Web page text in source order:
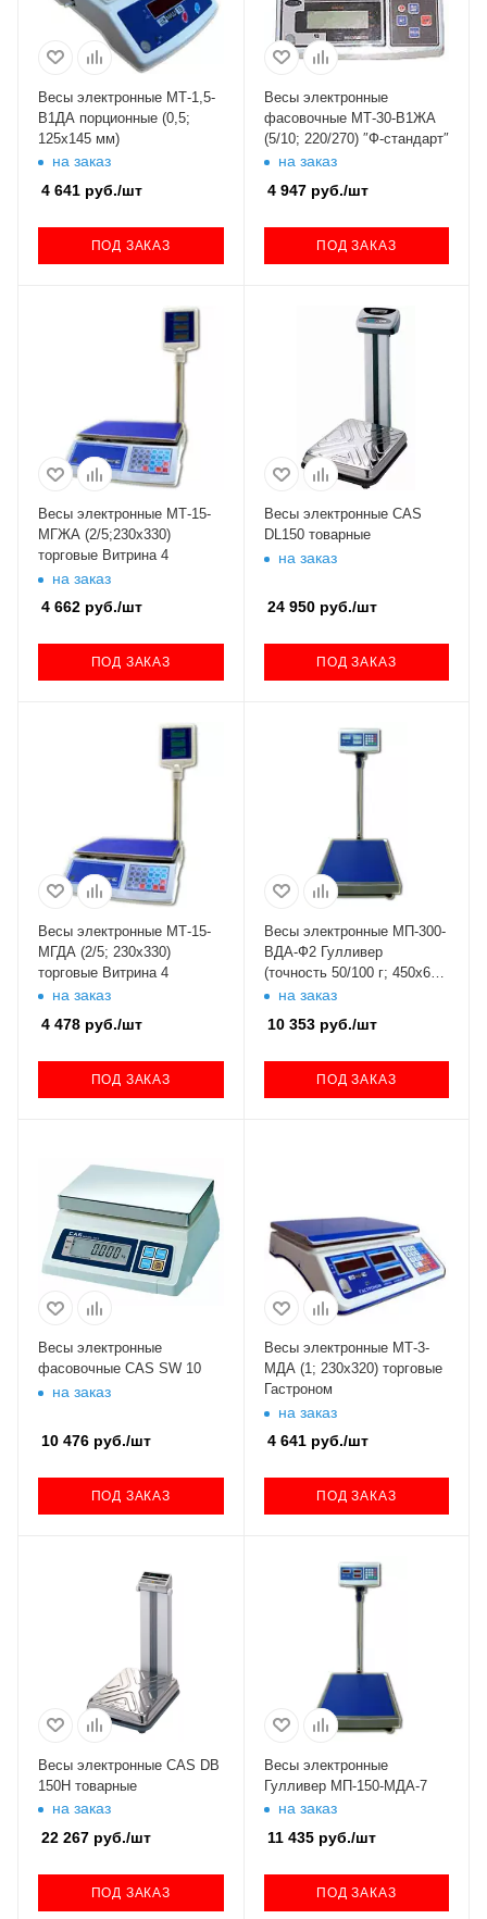
Весы электронные МТ-1,5-
В1ДА порционные (0,5;
125х145 мм)
на заказ
4 641 руб./шт
ПОД ЗАКАЗ
Весы электронные
фасовочные МТ-30-В1ЖА
(5/10; 220/270) ″Ф-стандарт″
на заказ
4 947руб./шт
ПОД ЗАКАЗ
Весы электронные МТ-15-
МГЖА (2/5;230х330)
торговые Витрина 4
на заказ
4 662 руб./шт
ПОД ЗАКАЗ
Весы электронные CAS
DL150 товарные
на заказ
24 950руб./шт
ПОД ЗАКАЗ
Весы электронные МТ-15-
МГДА (2/5; 230х330)
торговые Витрина 4
на заказ
4 478 руб./шт
ПОД ЗАКАЗ
Весы электронные МП-300-
ВДА-Ф2 Гулливер
(точность 50/100 г; 450х600
мм)на заказ
10 353руб./шт
ПОД ЗАКАЗ
Весы электронные
фасовочные CAS SW 10
на заказ
10 476 руб./шт
ПОД ЗАКАЗ
Весы электронные МТ-3-
МДА (1; 230х320) торговые
Гастроном
на заказ
4 641руб./шт
ПОД ЗАКАЗ
Весы электронные CAS DB
150Н товарные
на заказ
22 267 руб./шт
ПОД ЗАКАЗ
Весы электронные
Гулливер МП-150-МДА-7
на заказ
11 435руб./шт
ПОД ЗАКАЗ